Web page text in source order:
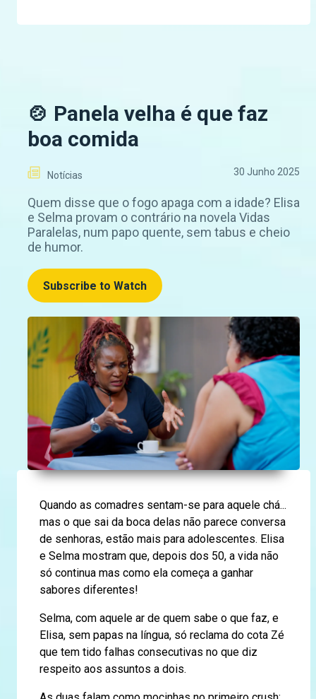
🍲 Panela velha é que faz
boa comida
Notícias 30 Junho 2025
Quem disse que o fogo apaga com a idade? Elisa
e Selma provam o contrário na novela Vidas
Paralelas, num papo quente, sem tabus e cheio
de humor.
Subscribe to Watch
Quando as comadres sentam-se para aquele chá...
mas o que sai da boca delas não parece conversa
de senhoras, estão mais para adolescentes. Elisa
e Selma mostram que, depois dos 50, a vida não
só continua mas como ela começa a ganhar
sabores diferentes!
Selma, com aquele ar de quem sabe o que faz, e
Elisa, sem papas na língua, só reclama do cota Zé
que tem tido falhas consecutivas no que diz
respeito aos assuntos a dois.